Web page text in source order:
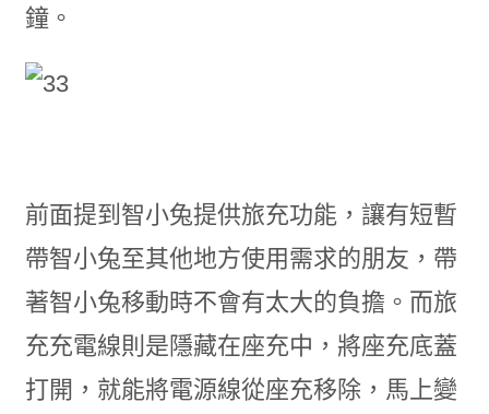
鐘。
前面提到智小兔提供旅充功能，讓有短暫
帶智小兔至其他地方使用需求的朋友，帶
著智小兔移動時不會有太大的負擔。而旅
充充電線則是隱藏在座充中，將座充底蓋
打開，就能將電源線從座充移除，馬上變